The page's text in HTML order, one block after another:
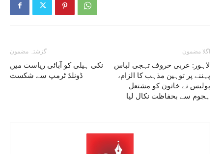
گزشتہ مضمون
نکی ہیلی کو آبائی ریاست میں
ڈونلڈ ٹرمپ سے شکست
اگلا مضمون
لاہور: عربی حروف تہجی لباس
پہننے پر توہین مذہب کا الزام،
پولیس نے خاتون کو مشتعل
ہجوم سے بحفاظت نکال لیا